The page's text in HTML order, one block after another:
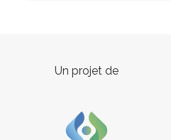
Un projet de